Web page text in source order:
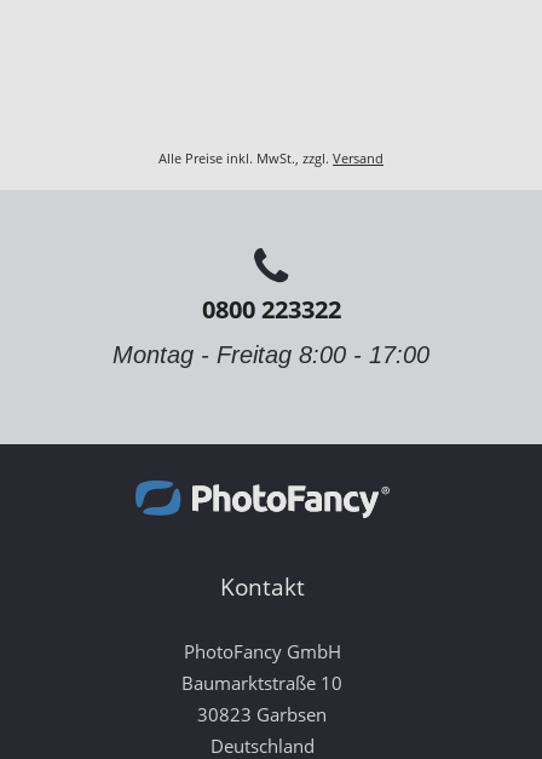
Alle Preise inkl. MwSt., zzgl. Versand
0800 223322
Montag - Freitag 8:00 - 17:00
Kontakt
PhotoFancy GmbH
Baumarktstraße 10
30823 Garbsen
Deutschland